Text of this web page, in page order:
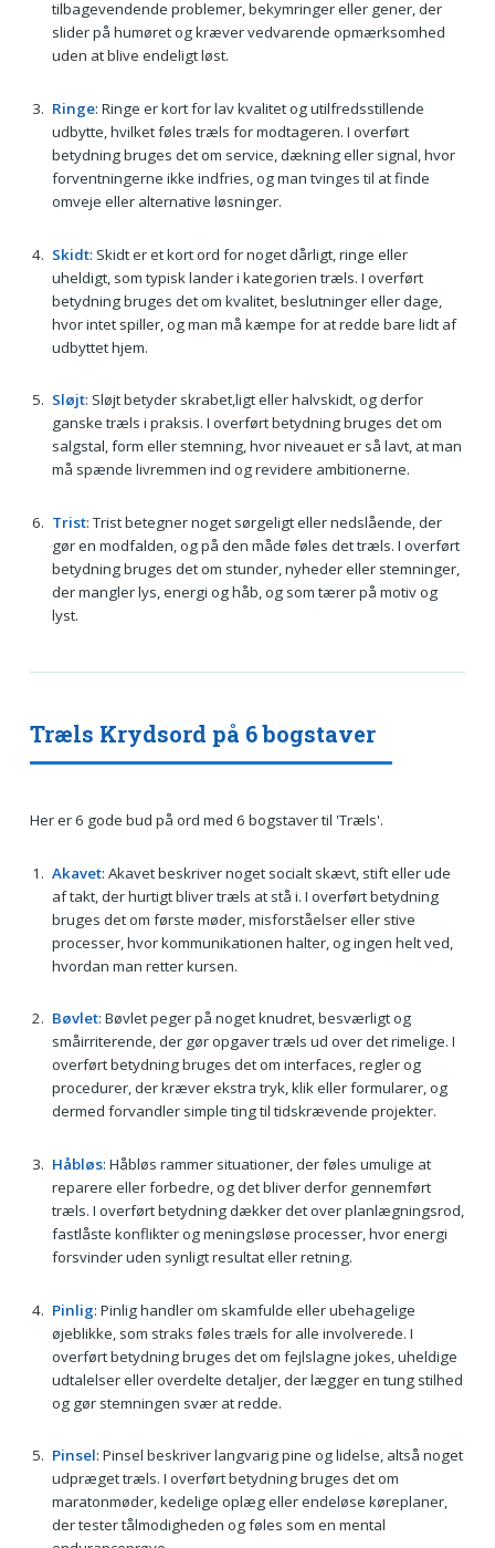
tilbagevendende problemer, bekymringer eller gener, der
slider på humøret og kræver vedvarende opmærksomhed
uden at blive endeligt løst.
Ringe: Ringe er kort for lav kvalitet og utilfredsstillende
udbytte, hvilket føles træls for modtageren. I overført
betydning bruges det om service, dækning eller signal, hvor
forventningerne ikke indfries, og man tvinges til at finde
omveje eller alternative løsninger.
Skidt: Skidt er et kort ord for noget dårligt, ringe eller
uheldigt, som typisk lander i kategorien træls. I overført
betydning bruges det om kvalitet, beslutninger eller dage,
hvor intet spiller, og man må kæmpe for at redde bare lidt af
udbyttet hjem.
Sløjt: Sløjt betyder skrabet,ligt eller halvskidt, og derfor
ganske træls i praksis. I overført betydning bruges det om
salgstal, form eller stemning, hvor niveauet er så lavt, at man
må spænde livremmen ind og revidere ambitionerne.
Trist: Trist betegner noget sørgeligt eller nedslående, der
gør en modfalden, og på den måde føles det træls. I overført
betydning bruges det om stunder, nyheder eller stemninger,
der mangler lys, energi og håb, og som tærer på motiv og
lyst.
Træls Krydsord på 6 bogstaver
Her er 6 gode bud på ord med 6 bogstaver til 'Træls'.
Akavet: Akavet beskriver noget socialt skævt, stift eller ude
af takt, der hurtigt bliver træls at stå i. I overført betydning
bruges det om første møder, misforståelser eller stive
processer, hvor kommunikationen halter, og ingen helt ved,
hvordan man retter kursen.
Bøvlet: Bøvlet peger på noget knudret, besværligt og
småirriterende, der gør opgaver træls ud over det rimelige. I
overført betydning bruges det om interfaces, regler og
procedurer, der kræver ekstra tryk, klik eller formularer, og
dermed forvandler simple ting til tidskrævende projekter.
Håbløs: Håbløs rammer situationer, der føles umulige at
reparere eller forbedre, og det bliver derfor gennemført
træls. I overført betydning dækker det over planlægningsrod,
fastlåste konflikter og meningsløse processer, hvor energi
forsvinder uden synligt resultat eller retning.
Pinlig: Pinlig handler om skamfulde eller ubehagelige
øjeblikke, som straks føles træls for alle involverede. I
overført betydning bruges det om fejlslagne jokes, uheldige
udtalelser eller overdelte detaljer, der lægger en tung stilhed
og gør stemningen svær at redde.
Pinsel: Pinsel beskriver langvarig pine og lidelse, altså noget
udpræget træls. I overført betydning bruges det om
maratonmøder, kedelige oplæg eller endeløse køreplaner,
der tester tålmodigheden og føles som en mental